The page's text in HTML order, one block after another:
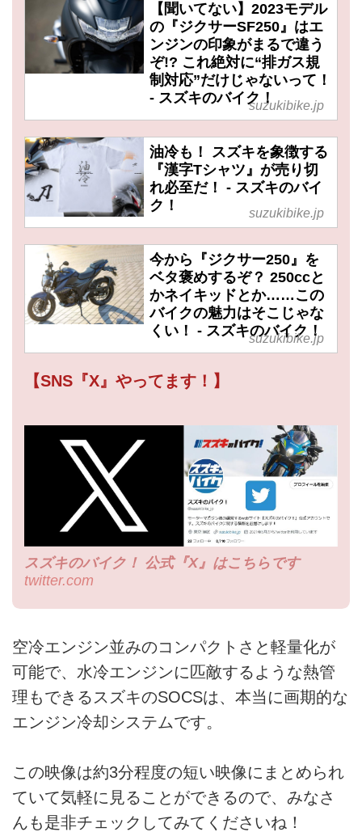
【聞いてない】2023モデル
の『ジクサーSF250』はエ
ンジンの印象がまるで違う
ぞ!? これ絶対に“排ガス規
制対応”だけじゃないって！
- スズキのバイク！suzukibike.jp
油冷も！ スズキを象徴する
『漢字Tシャツ』が売り切
れ必至だ！ - スズキのバイ
ク！
suzukibike.jp
今から『ジクサー250』を
ベタ褒めするぞ？ 250ccと
かネイキッドとか……この
バイクの魅力はそこじゃな
くい！ - スズキのバイク！
suzukibike.jp
【SNS『X』やってます！】
スズキのバイク！ 公式『X』はこちらです
twitter.com
空冷エンジン並みのコンパクトさと軽量化が
可能で、水冷エンジンに匹敵するような熱管
理もできるスズキのSOCSは、本当に画期的な
エンジン冷却システムです。
この映像は約3分程度の短い映像にまとめられ
ていて気軽に見ることができるので、みなさ
んも是非チェックしてみてくださいね！